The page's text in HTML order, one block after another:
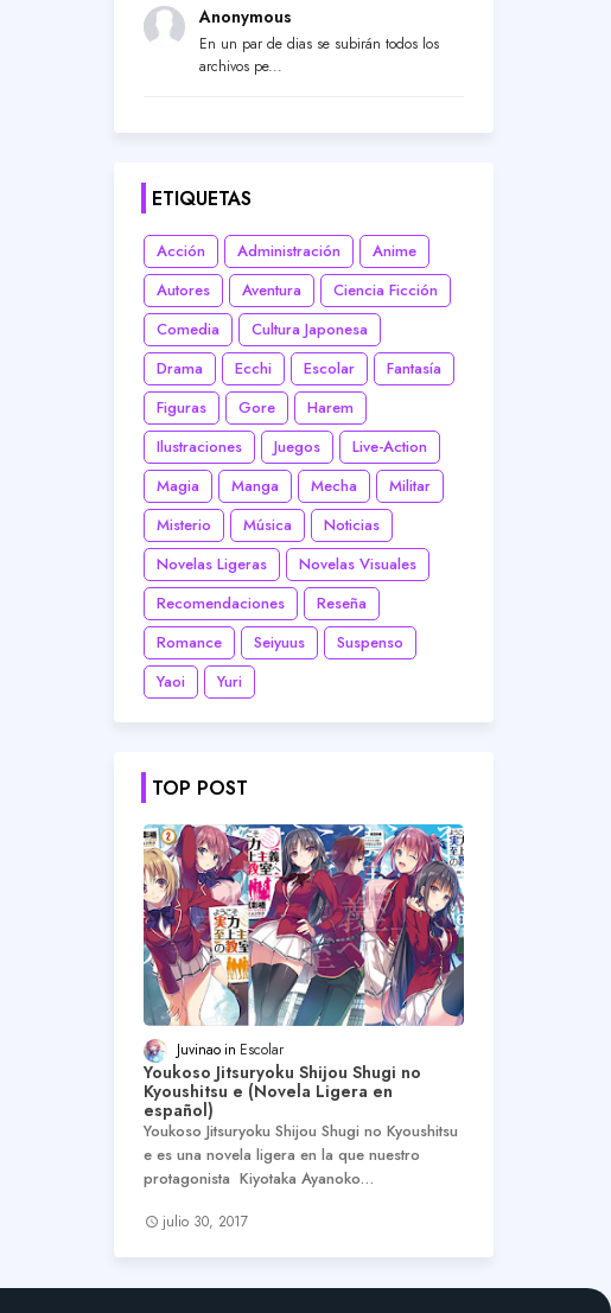
Anonymous
En un par de dias se subirán todos los
archivos pe...
ETIQUETAS
Acción Administración
Anime
Autores
Aventura
Ciencia Ficción
Comedia
Cultura Japonesa
Drama
Ecchi Escolar
Fantasía
Figuras
Gore
Harem
Ilustraciones
Juegos
Live-Action
Magia
Manga Mecha
Militar
Misterio
Música
Noticias
Novelas Ligeras
Novelas Visuales
Recomendaciones
Reseña
Romance
Seiyuus
Suspenso
Yaoi
Yuri
TOP POST
Juvinao Escolar
Youkoso Jitsuryoku Shijou Shugi no
Kyoushitsu e (Novela Ligera en
español)
Youkoso Jitsuryoku Shijou Shugi no Kyoushitsu
e es una novela ligera en la que nuestro
protagonista Kiyotaka Ayanoko…
julio 30, 2017